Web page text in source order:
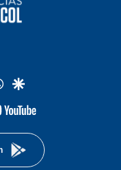
whatsapp
google
youtube-